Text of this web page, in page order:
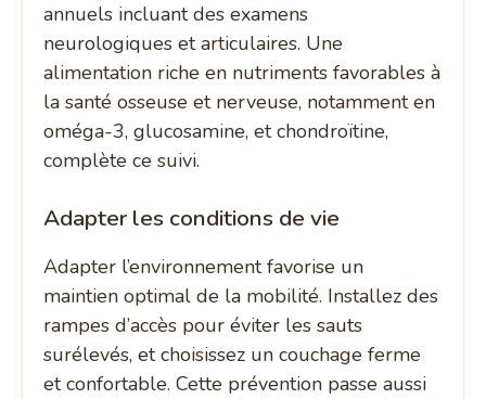
annuels incluant des examens
neurologiques et articulaires. Une
alimentation riche en nutriments favorables à
la santé osseuse et nerveuse, notamment en
oméga-3, glucosamine, et chondroïtine,
complète ce suivi.
Adapter les conditions de vie
Adapter l’environnement favorise un
maintien optimal de la mobilité. Installez des
rampes d’accès pour éviter les sauts
surélevés, et choisissez un couchage ferme
et confortable. Cette prévention passe aussi